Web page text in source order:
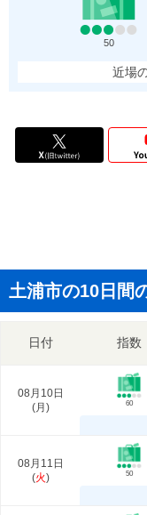
50
近場
土浦市の10日間
日付 指数
08月10日
(月 ) 60
08月11日
(火) 50